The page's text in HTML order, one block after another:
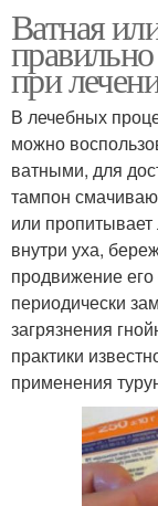
Ватная
при
В лечебных
можно
ватными, для
тампон
или
внутри уха,
продвижение
периодически
загрязнения
практики
применения